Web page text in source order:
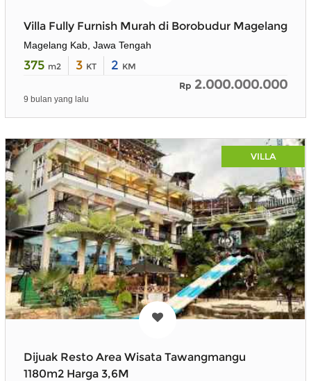
Villa Fully Furnish Murah di Borobudur Magelang
Magelang Kab, Jawa Tengah
375 m2 3 KT 2 KM
Rp 2.000.000.000
9 bulan yang lalu
VILLA
Dijuak Resto Area Wisata Tawangmangu
1180m2 Harga 3,6M